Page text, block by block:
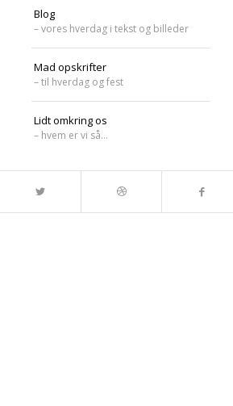
Blog
– vores hverdag i tekst og billeder
Mad opskrifter
– til hverdag og fest
Lidt omkring os
– hvem er vi så…